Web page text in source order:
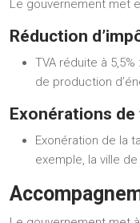
Le gouvernement met
Réduction
TVA réduite à 5,5% :
de production
Exonérations de
Exonération de la
exemple, la ville